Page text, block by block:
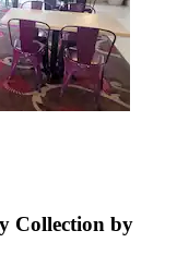
Collection by